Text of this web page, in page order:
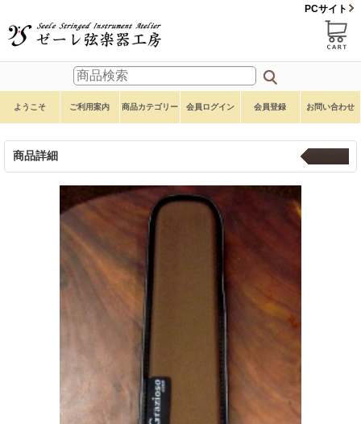
PCサイト
ようこそ ご利用案内 商品カテゴリー 会員ログイン 会員登録 お問い合わせ
商品詳細